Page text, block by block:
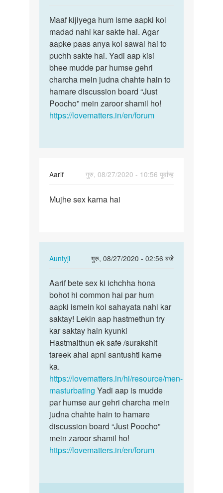
to
Sex
chat
mRNA
hai
woman
se
by
Sanjay
Maaf
kijiyega
hum
isme
aapki…
Maaf kijiyega hum isme aapki koi
madad nahi kar sakte hai. Agar
aapke paas anya koi sawal hai to
puchh sakte hai. Yadi aap kisi
bhee mudde par humse gehri
charcha mein judna chahte hain to
hamare discussion board “Just
Poocho” mein zaroor shamil ho!
https://lovematters.in/en/forum
Aarif
गुरु, 08/27/2020 - 10:56 पूर्वान्ह
Mujhe
Mujhe sex karna hai
Auntyji
गुरु, 08/27/2020 - 02:56 बजे
In
to
Mujhe
sex
karna
hai
by
Aarif
Aarif
bete
sex
ki
ichchha…
Aarif bete sex ki ichchha hona
bohot hi common hai par hum
aapki ismein koi sahayata nahi kar
saktay! Lekin aap hastmethun try
kar saktay hain kyunki
Hastmaithun ek safe /surakshit
tareek ahai apni santushti karne
ka.
https://lovematters.in/hi/resource/men-
masturbating Yadi aap is mudde
par humse aur gehri charcha mein
judna chahte hain to hamare
discussion board “Just Poocho”
mein zaroor shamil ho!
https://lovematters.in/en/forum